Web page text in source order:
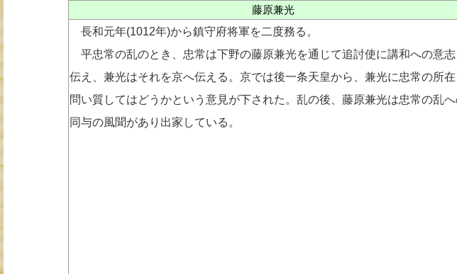
藤原兼光
長和元年(1012年)から鎮守府将軍を二度務る。
平忠常の乱のとき、忠常は下野の藤原兼光を通じて追討使に講和への意志
伝え、兼光はそれを京へ伝える。京では後一条天皇から、兼光に忠常の所在
問い質してはどうかという意見が下された。乱の後、藤原兼光は忠常の乱
同与の風聞があり出家している。